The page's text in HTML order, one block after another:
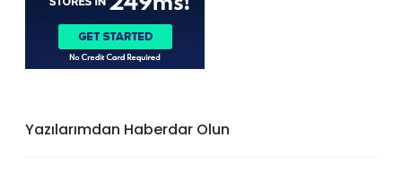
Yazılarımdan Haberdar Olun